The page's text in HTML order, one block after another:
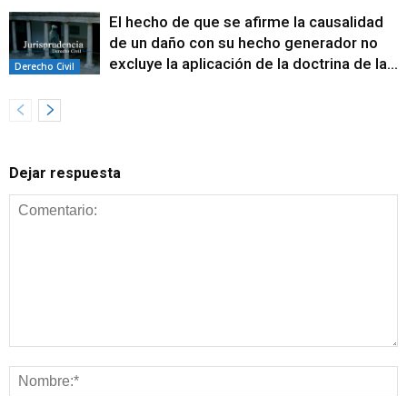
Derecho Civil
El hecho de que se afirme la causalidad
de un daño con su hecho generador no
excluye la aplicación de la doctrina de la...
Dejar respuesta